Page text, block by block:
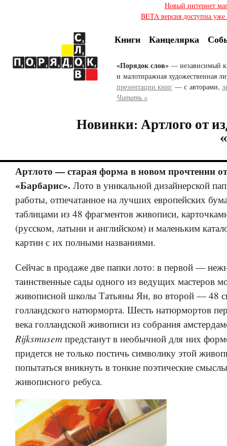
Новый интернет
BETA версия доступна
Книги Канцелярка
«Порядок слов» — независимый
и малотиражная художественная
презентации книг — с авторами,
Читать »
Новинки: Артлого от
Артлото — старая форма в новом прочтении от
«Барбарис». Лото в уникальной дизайнерской
работы, отпечатанное на лучших европейских
таблицами из 48 фрагментов живописи,
(русском, латыни и английском) и маленьким
картин с их полными названиями.
Сейчас в продаже две папки лото: в первой —
таинственные сады одного из ведущих мастеров
живописной школы Татьяны Ян, во второй — 48
голландского натюрморта. Шесть натюрмортов
века голландской живописи из собрания
Rijksmusem предстанут в необычной для них
придется не только постичь символику этой
попытаться вникнуть в тонкие поэтические
живописного ребуса.